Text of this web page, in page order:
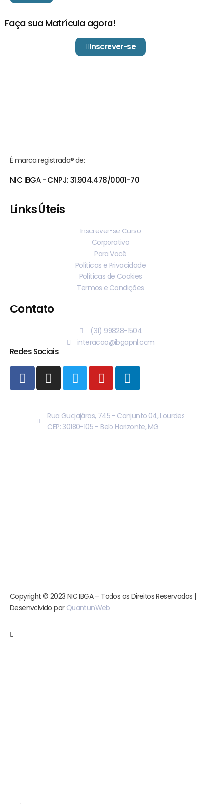
Faça sua Matrícula agora!
Inscrever-se
É marca registrada® de:
NIC IBGA - CNPJ: 31.904.478/0001-70
Links Úteis
Inscrever-se Curso
Corporativo
Para Você
Políticas e Privacidade
Políticas de Cookies
Termos e Condições
Contato
(31) 99828-1504
interacao@ibgapnl.com
Redes Sociais
Rua Guajajáras, 745 - Conjunto 04, Lourdes
CEP: 30180-105 - Belo Horizonte, MG
Copyright © 2023 NIC IBGA – Todos os Direitos Reservados |
Desenvolvido por QuantunWeb